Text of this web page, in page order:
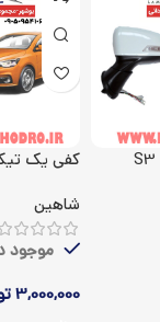
کفی یک
شاهین
موجود
3,000,000